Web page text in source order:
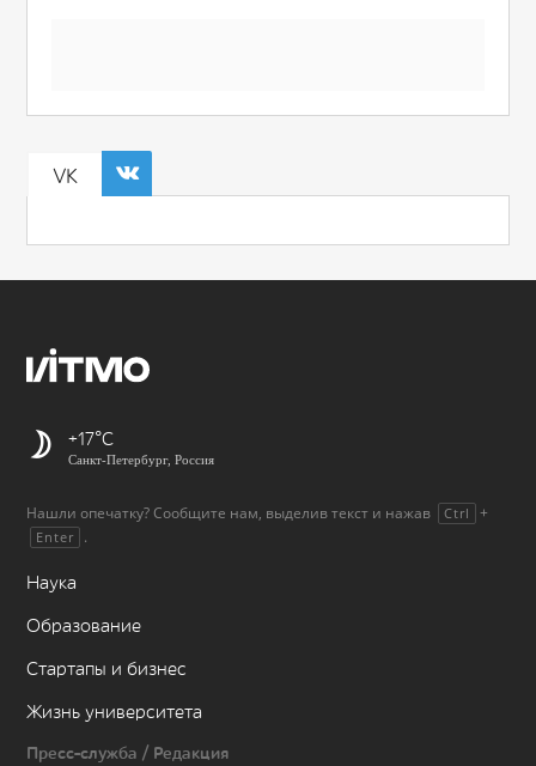
VK
+17
Санкт-Петербург, Россия
Нашли опечатку? Сообщите нам, выделив текст и нажав Ctrl +
Enter .
Наука
Образование
Стартапы и бизнес
Жизнь университета
Пресс-служба / Редакция